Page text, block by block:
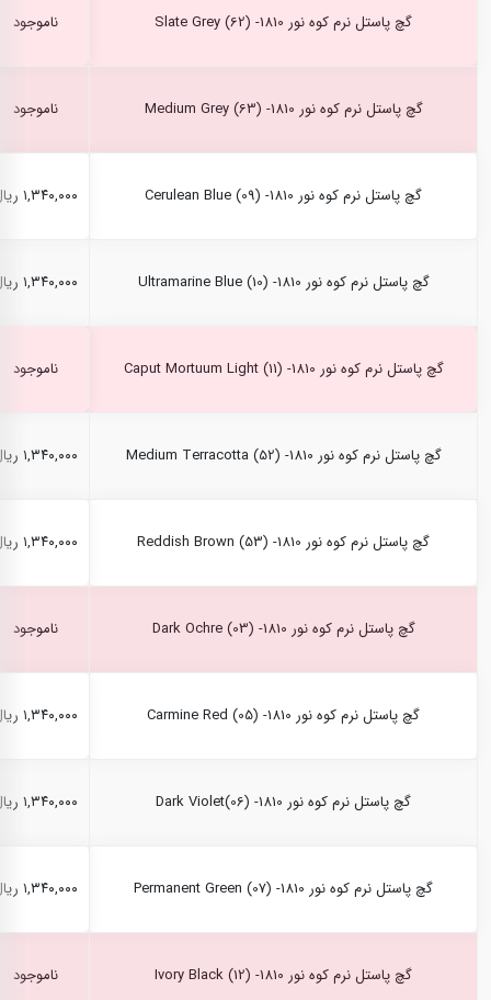
گچ پاستل نرم کوه نور Slate Grey (62) -1810 ناموجود
گچ پاستل نرم کوه نور Medium Grey (63) -1810 ناموجود
گچ پاستل نرم کوه نور Cerulean Blue (09) -1810 ۱,۳۴۰,۰۰۰ ریال
گچ پاستل نرم کوه نور Ultramarine Blue (10) -1810 ۱,۳۴۰,۰۰۰ ریال
گچ پاستل نرم کوه نور Caput Mortuum Light (11) -1810 ناموجود
گچ پاستل نرم کوه نور Medium Terracotta (52) -1810 ۱,۳۴۰,۰۰۰ ریال
گچ پاستل نرم کوه نور Reddish Brown (53) -1810 ۱,۳۴۰,۰۰۰ ریال
گچ پاستل نرم کوه نور Dark Ochre (03) -1810 ناموجود
گچ پاستل نرم کوه نور Carmine Red (05) -1810 ۱,۳۴۰,۰۰۰ ریال
گچ پاستل نرم کوه نور Dark Violet(06) -1810 ۱,۳۴۰,۰۰۰ ریال
گچ پاستل نرم کوه نور Permanent Green (07) -1810 ۱,۳۴۰,۰۰۰ ریال
گچ پاستل نرم کوه نور Ivory Black (12) -1810 ناموجود